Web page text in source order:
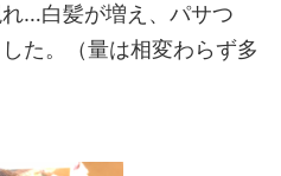
…白髪が増え、パサつ
た。（量は相変わらず多